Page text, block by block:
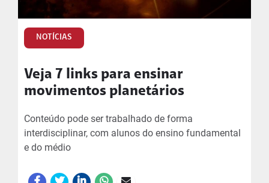
NOTÍCIAS
Veja 7 links para ensinar
movimentos planetários
Conteúdo pode ser trabalhado de forma
interdisciplinar, com alunos do ensino fundamental
e do médio